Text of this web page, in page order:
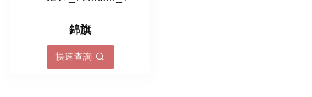
錦旗
快速查詢